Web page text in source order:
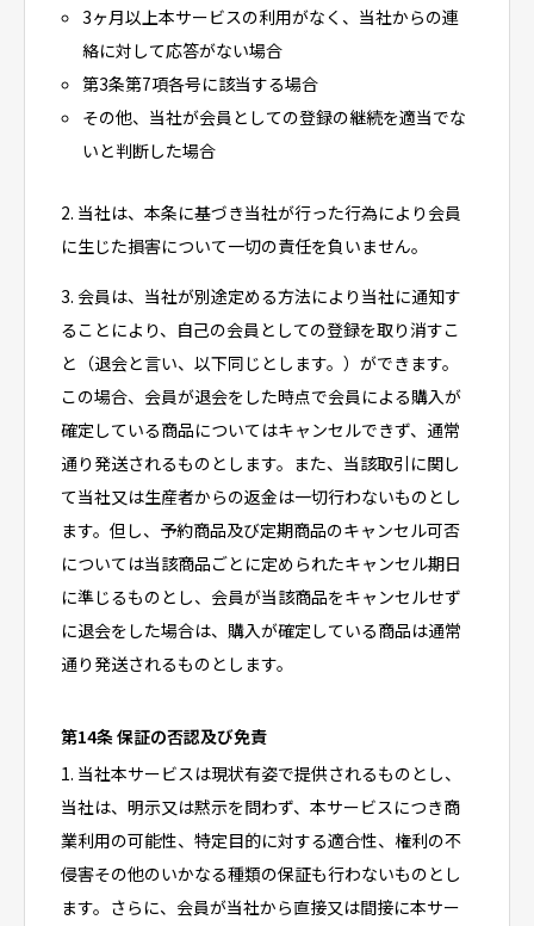
3ヶ月以上本サービスの利用がなく、当社からの連
絡に対して応答がない場合
第3条第7項各号に該当する場合
その他、当社が会員としての登録の継続を適当でな
いと判断した場合
2. 当社は、本条に基づき当社が行った行為により会員
に生じた損害について一切の責任を負いません。
3. 会員は、当社が別途定める方法により当社に通知す
ることにより、自己の会員としての登録を取り消すこ
と（退会と言い、以下同じとします。）ができます。
この場合、会員が退会をした時点で会員による購入が
確定している商品についてはキャンセルできず、通常
通り発送されるものとします。また、当該取引に関し
て当社又は生産者からの返金は一切行わないものとし
ます。但し、予約商品及び定期商品のキャンセル可否
については当該商品ごとに定められたキャンセル期日
に準じるものとし、会員が当該商品をキャンセルせず
に退会をした場合は、購入が確定している商品は通常
通り発送されるものとします。
第14条 保証の否認及び免責
1. 当社本サービスは現状有姿で提供されるものとし、
当社は、明示又は黙示を問わず、本サービスにつき商
業利用の可能性、特定目的に対する適合性、権利の不
侵害その他のいかなる種類の保証も行わないものとし
ます。さらに、会員が当社から直接又は間接に本サー